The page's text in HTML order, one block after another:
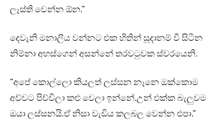
ලෑස්ති වෙන්න ඕන.”
දෙවැනි මනාලිය වන්නට එක හිතින් සූදානම් වී සිටින
නිම්නා අහස්ගෙන් අසන්නේ තරවටුවක ස්වරයෙනි.
“අපේ කොල්ලො කියලත් ලස්සන නෑනෙ ඔක්කොම
අව්වට පිච්චිලා කළු වෙලා ඉන්නේ.උන් එක්ක බැලුවම
ඔයා ලස්සනයි.ඒ නිසා වැඩිය කලබල වෙන්න එපා.”